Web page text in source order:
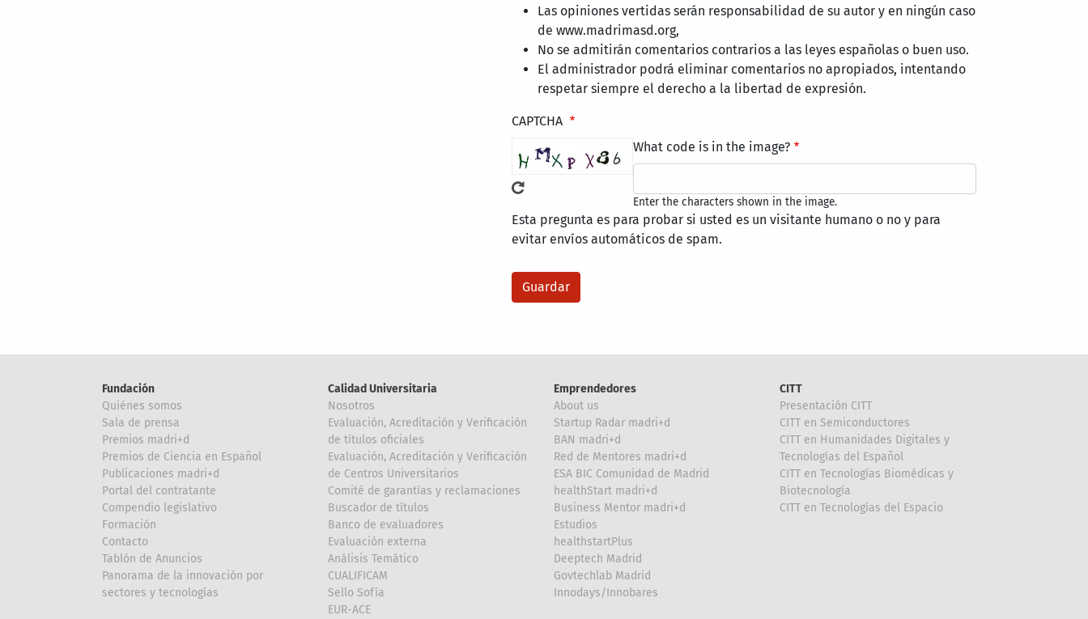
Las opiniones vertidas serán responsabilidad de su autor y en ningún caso
de www.madrimasd.org,
No se admitirán comentarios contrarios a las leyes españolas o buen uso.
El administrador podrá eliminar comentarios no apropiados, intentando
respetar siempre el derecho a la libertad de expresión.
CAPTCHA
What code is in the image?
Enter the characters shown in the image.
Esta pregunta es para probar si usted es un visitante humano o no y para
evitar envíos automáticos de spam.
Fundación
Quiénes somos
Sala de prensa
Premios madri+d
Premios de Ciencia en Español
Publicaciones madri+d
Portal del contratante
Compendio legislativo
Formación
Contacto
Tablón de Anuncios
Panorama de la innovación por
sectores y tecnologías
Calidad Universitaria
Nosotros
Evaluación, Acreditación y Verificación
de títulos oficiales
Evaluación, Acreditación y Verificación
de Centros Universitarios
Comité de garantías y reclamaciones
Buscador de títulos
Banco de evaluadores
Evaluación externa
Análisis Temático
CUALIFICAM
Sello Sofía
EUR-ACE
Emprendedores
About us
Startup Radar madri+d
BAN madri+d
Red de Mentores madri+d
ESA BIC Comunidad de Madrid
healthStart madri+d
Business Mentor madri+d
Estudios
healthstartPlus
Deeptech Madrid
Govtechlab Madrid
Innodays/Innobares
CITT
Presentación CITT
CITT en Semiconductores
CITT en Humanidades Digitales y
Tecnologías del Español
CITT en Tecnologías Biomédicas y
Biotecnología
CITT en Tecnologías del Espacio